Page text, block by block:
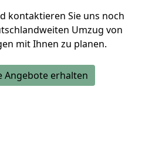
kontaktieren Sie uns noch
Umzug von
mit Ihnen zu planen.
Angebote erhalten